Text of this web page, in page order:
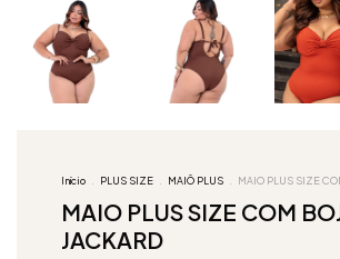
Início . PLUS SIZE . MAIÔ PLUS . MAIO PLUS SIZE
MAIO PLUS SIZE COM
JACKARD